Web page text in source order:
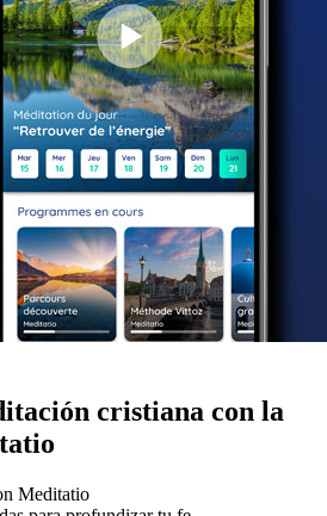
cristiana con la
Meditatio